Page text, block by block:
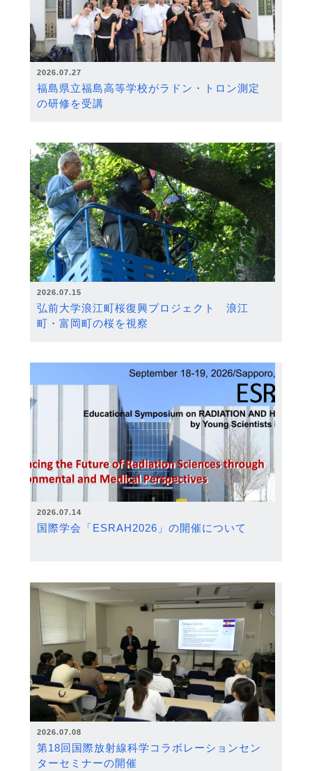
2026.07.27
福島県立福島高等学校がラドン・トロン測定
の研修を受講
2026.07.15
弘前大学浪江町桜復興プロジェクト 浪江
町・富岡町の桜を視察
2026.07.14
国際学会「ESRAH2026」の開催について
2026.07.08
第18回国際放射線科学コラボレーションセン
ターセミナーの開催